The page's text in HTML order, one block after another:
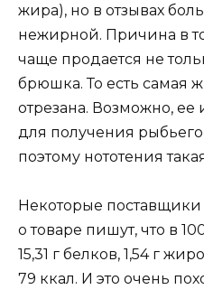
жира), но в отзывах
нежирной. Причина в
чаще продается не
брюшка. То есть самая
отрезана. Возможно, ее
для получения
поэтому нототения
Некоторые
о товаре пишут, что в
15,31 г белков, 1,54 г
79 ккал. И это очень